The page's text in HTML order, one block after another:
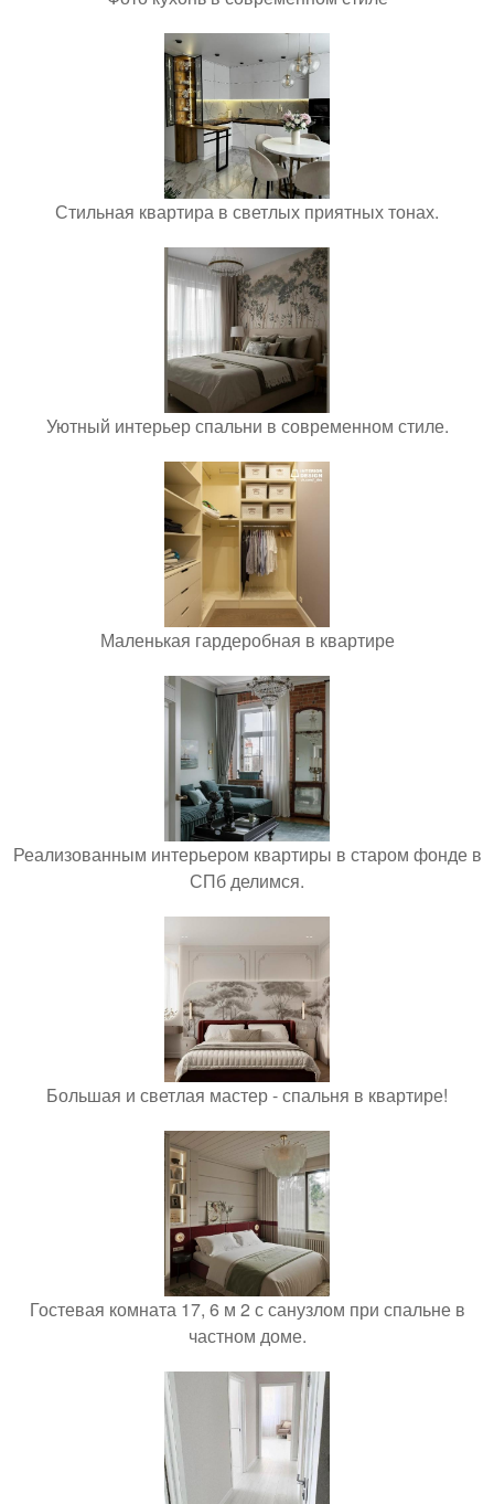
Стильная квартира в светлых приятных тонах.
Уютный интерьер спальни в современном стиле.
Маленькая гардеробная в квартире
Реализованным интерьером квартиры в старом фонде в
СПб делимся.
Большая и светлая мастер - спальня в квартире!
Гостевая комната 17, 6 м 2 с санузлом при спальне в
частном доме.